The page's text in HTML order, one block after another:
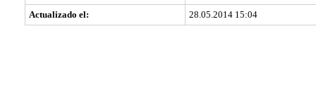
Actualizado el:
28.05.2014 15:04